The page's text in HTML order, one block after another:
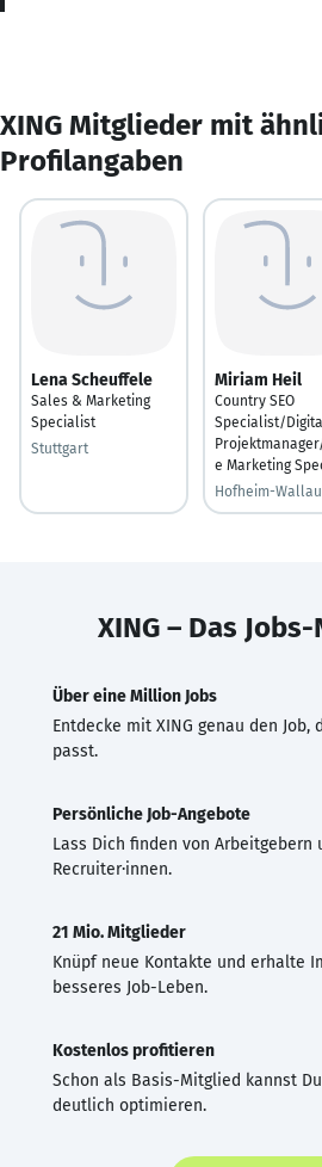
XING Mitglieder mit
Profilangaben
Lena Scheuffele
Sales & Marketing
Specialist
Stuttgart
Miriam Heil
Country SEO
Specialist/
e Marketing
Hofheim-Wallau
XING – Das
Über eine Million Jobs
Entdecke mit XING genau den Job,
passt.
Persönliche Job-Angebote
Lass Dich finden von Arbeitgebern
Recruiter·innen.
21 Mio. Mitglieder
Knüpf neue Kontakte und erhalte
besseres Job-Leben.
Kostenlos profitieren
Schon als Basis-Mitglied kannst
deutlich optimieren.